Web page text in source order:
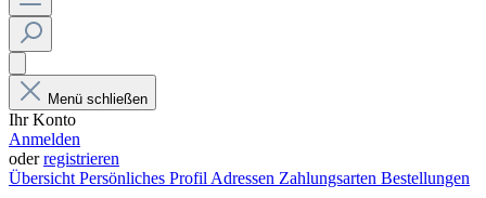
Menü schließen
Ihr Konto
Anmelden
oderregistrieren
Übersicht Persönliches Profil Adressen Zahlungsarten Bestellungen